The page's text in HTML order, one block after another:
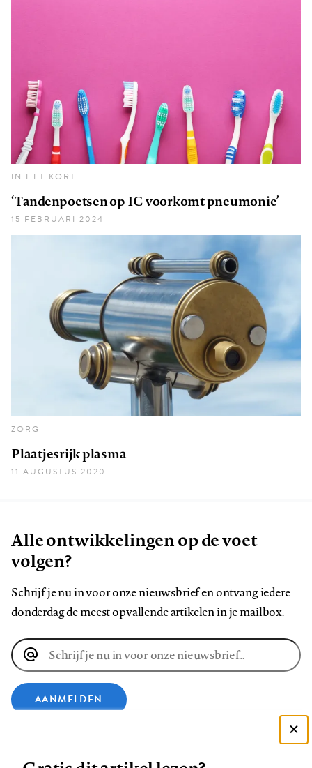
IN HET KORT
‘Tandenpoetsen op IC voorkomt pneumonie’
15 FEBRUARI 2024
ZORG
Plaatjesrijk plasma
11 AUGUSTUS 2020
Alle ontwikkelingen op de voet
volgen?
Schrijf je nu in voor onze nieuwsbrief en ontvang iedere
donderdag de meest opvallende artikelen in je mailbox.
E-
mailadres
AANMELDEN